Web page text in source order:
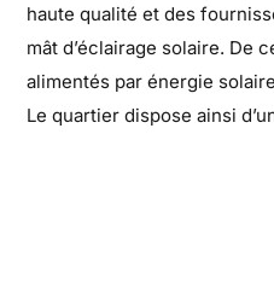
haute qualité et des
mât d’éclairage solaire. De
alimentés par énergie
Le quartier dispose ainsi